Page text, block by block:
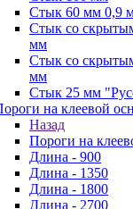
Стык 60 мм 0,9
Стык со
мм
Стык со
мм
Стык 25 мм
на клеевой
Назад
Пороги на
Длина - 900
Длина - 1350
Длина - 1800
Длина - 2700